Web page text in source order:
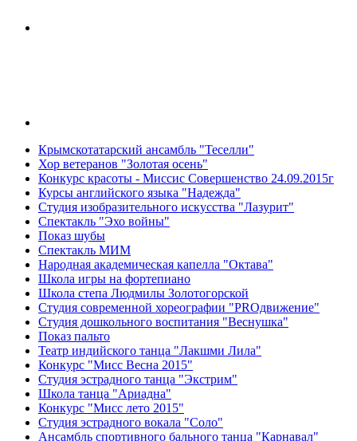
Крымскотатарский ансамбль "Теселли"
Хор ветеранов "Золотая осень"
Конкурс красоты - Миссис Совершенство 24.09.2015г
Курсы английского языка "Надежда"
Студия изобразительного искусства "Лазурит"
Спектакль "Эхо войны"
Показ шубы
Спектакль МИМ
Народная академическая капелла "Октава"
Школа игры на фортепиано
Школа степа Людмилы Золотогорской
Студия современной хореографии "PROдвижение"
Студия дошкольного воспитания "Веснушка"
Показ пальто
Театр индийского танца "Лакшми Лила"
Конкурс "Мисс Весна 2015"
Студия эстрадного танца "Экстрим"
Школа танца "Ариадна"
Конкурс "Мисс лето 2015"
Студия эстрадного вокала "Соло"
Ансамбль спортивного бального танца "Карнавал"